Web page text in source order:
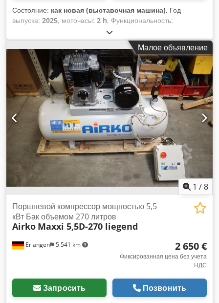
Состояние: как новая (выставочная машина), Год
выпуска: 2025, моточасы: 2 h, Функциональность:
полностью работоспособен, номер машины/
транспортного средства:002331512500001478, давление
(макс.):14 балка, Б/у поршневой компрессор REKO H
710/150, 14 бар включая счетчик наработки включая
ресивер сжатого воздуха на 150 литров Наработка: 6,0 ч
Год выпуска: 2025 Максимальное давление: 14 бар
Производительность при 14 бар: 500 л/мин Номинальная
мощность: 4,0 кВт Сетевое напряжение: 400 В Цилиндры: 2
Ступени: 2 Частота вращения компрессора: 785 мин⁻¹
Dedpfx Asypm Sdohusck Уровень шума: 72 дБ(A) Ресивер
сжатого воздуха: 150 л Габариты: 1345 x 457 x 1112 мм
Вес: 135 кг У нас всегда в наличии большой выбор новых и
б/у компрессоров!
Малое объявление
1 /8
Erlangen 5 541 km
Поршневой компрессор мощностью 5,5
кВт Бак объемом 270 литров
Airko Maxxi 5,5D-270 liegend
2 650 €
Фиксированная цена без учета
НДС
Запросить Позвонить